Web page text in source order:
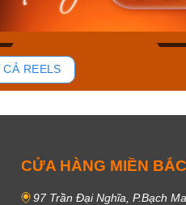
35
Mua
REELS
CỬA HÀNG MIỀN BẮC
97 Trần Đại Nghĩa, P.Bạch